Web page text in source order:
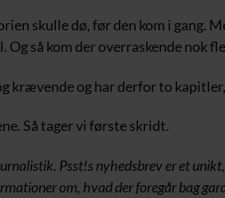
skulle dø, før den kom i gang.
så kom der overraskende nok
krævende og har derfor to
Så tager vi første skridt.
Psst!s nyhedsbrev er et
om, hvad der foregår bag